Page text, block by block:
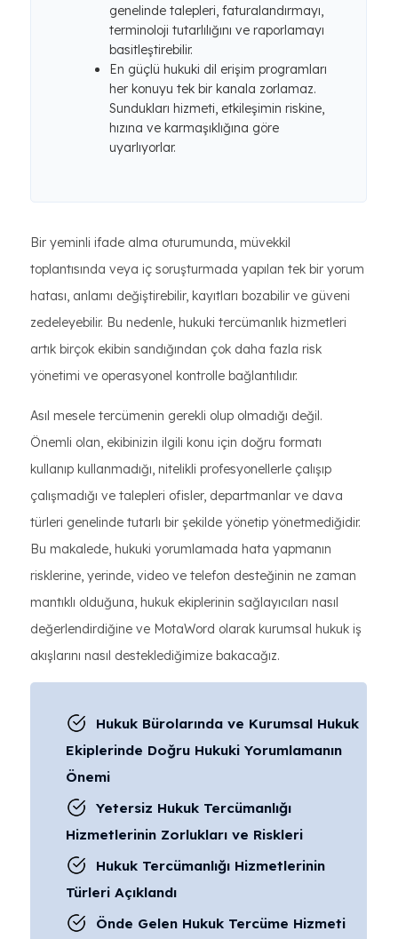
genelinde talepleri, faturalandırmayı,
terminoloji tutarlılığını ve raporlamayı
basitleştirebilir.
En güçlü hukuki dil erişim programları
her konuyu tek bir kanala zorlamaz.
Sundukları hizmeti, etkileşimin riskine,
hızına ve karmaşıklığına göre
uyarlıyorlar.
Bir yeminli ifade alma oturumunda, müvekkil
toplantısında veya iç soruşturmada yapılan tek bir yorum
hatası, anlamı değiştirebilir, kayıtları bozabilir ve güveni
zedeleyebilir. Bu nedenle, hukuki tercümanlık hizmetleri
artık birçok ekibin sandığından çok daha fazla risk
yönetimi ve operasyonel kontrolle bağlantılıdır.
Asıl mesele tercümenin gerekli olup olmadığı değil.
Önemli olan, ekibinizin ilgili konu için doğru formatı
kullanıp kullanmadığı, nitelikli profesyonellerle çalışıp
çalışmadığı ve talepleri ofisler, departmanlar ve dava
türleri genelinde tutarlı bir şekilde yönetip yönetmediğidir.
Bu makalede, hukuki yorumlamada hata yapmanın
risklerine, yerinde, video ve telefon desteğinin ne zaman
mantıklı olduğuna, hukuk ekiplerinin sağlayıcıları nasıl
değerlendirdiğine ve MotaWord olarak kurumsal hukuk iş
akışlarını nasıl desteklediğimize bakacağız.
Hukuk Bürolarında ve Kurumsal Hukuk
Ekiplerinde Doğru Hukuki Yorumlamanın
Önemi
Yetersiz Hukuk Tercümanlığı
Hizmetlerinin Zorlukları ve Riskleri
Hukuk Tercümanlığı Hizmetlerinin
Türleri Açıklandı
Önde Gelen Hukuk Tercüme Hizmeti